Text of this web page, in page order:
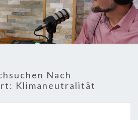
DAS IST
EINE
GUTE
FRAGE
PODCAST
Von Cornelia Und
Volker
Quaschning – Der
Podcast Zur
Klimakrise Und
Energierevolution
Energiewende-
Fakten Und
Hintergründe
Nach
Klimaneutralität